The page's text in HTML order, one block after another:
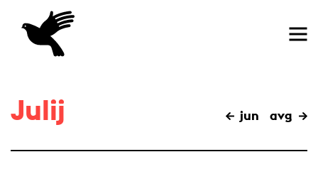
Domov
avg
jun
Julij